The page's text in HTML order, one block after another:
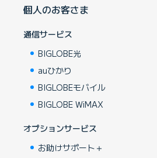
個人のお客さま
通信サービス
BIGLOBE光
auひかり
BIGLOBEモバイル
BIGLOBE WiMAX
オプションサービス
お助けサポート＋